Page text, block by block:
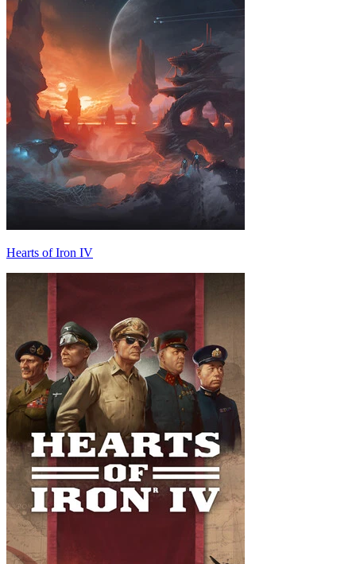
Hearts of Iron IV